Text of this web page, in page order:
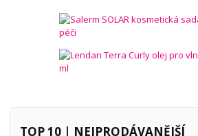
TOP 10 | NEJPRODÁVANĚJŠÍ